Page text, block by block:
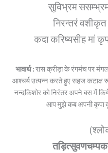
सुविभ्रम
निरन्तरं
कदा करिष्यसीह मां
भावार्थ :रास क्रीड़ा के रंगमंच पर
आश्चर्य उत्पन्न करते हुए सहज कटाक्ष
नन्दकिशोर को निरंतर अपने बस में
आप मुझे कब अपनी कृपा
तड़ित्सुवणचम्पक